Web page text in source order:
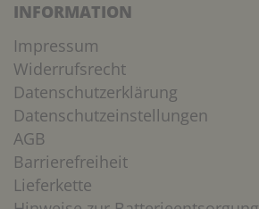
INFORMATION
Impressum
Widerrufsrecht
Datenschutzerklärung
Datenschutzeinstellungen
AGB
Barrierefreiheit
Lieferkette